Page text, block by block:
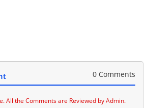
0 Comments
All the Comments are Reviewed by Admin.